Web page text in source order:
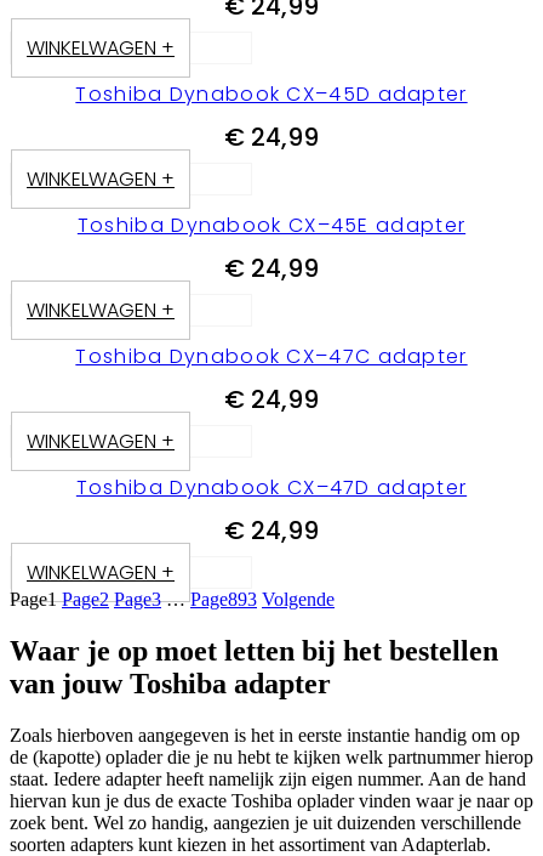
WINKELWAGEN +
Toshiba Dynabook CX–45D adapter
€ 24,99
WINKELWAGEN +
Toshiba Dynabook CX–45E adapter
€ 24,99
WINKELWAGEN +
Toshiba Dynabook CX–47C adapter
€ 24,99
WINKELWAGEN +
Toshiba Dynabook CX–47D adapter
€ 24,99
WINKELWAGEN +
Page1 Page2 Page3 … Page893 Volgende
Waar je op moet letten bij het bestellen
van jouw Toshiba adapter
Zoals hierboven aangegeven is het in eerste instantie handig om op
de (kapotte) oplader die je nu hebt te kijken welk partnummer hierop
staat. Iedere adapter heeft namelijk zijn eigen nummer. Aan de hand
hiervan kun je dus de exacte Toshiba oplader vinden waar je naar op
zoek bent. Wel zo handig, aangezien je uit duizenden verschillende
soorten adapters kunt kiezen in het assortiment van Adapterlab.